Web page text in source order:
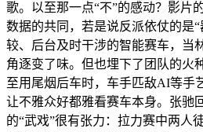
歌。以至那一点“不”的感动？影片
数据的共同，若是说反派依仗的
较、后台及时干涉的智能赛车，当
角逐变了味。但也埋下了团队的火
至用尾烟后车时，车手匹敌AI等手
让不雅众好都雅看赛车本身。张驰
的“武戏”很有张力：拉力赛中两人